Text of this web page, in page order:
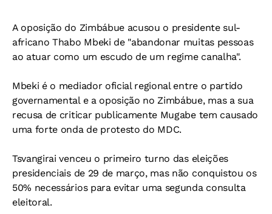
A oposição do Zimbábue acusou o presidente sul-
africano Thabo Mbeki de "abandonar muitas pessoas
ao atuar como um escudo de um regime canalha".
Mbeki é o mediador oficial regional entre o partido
governamental e a oposição no Zimbábue, mas a sua
recusa de criticar publicamente Mugabe tem causado
uma forte onda de protesto do MDC.
Tsvangirai venceu o primeiro turno das eleições
presidenciais de 29 de março, mas não conquistou os
50% necessários para evitar uma segunda consulta
eleitoral.